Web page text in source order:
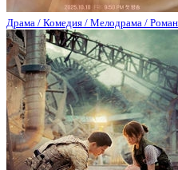
Драма / Комедия / Мелодрама /